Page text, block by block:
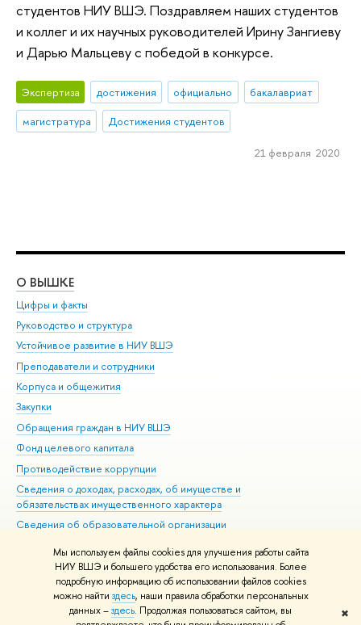
Мы используем файлы cookies для улучшения работы сайта
НИУ ВШЭ и большего удобства его использования. Более
подробную информацию об использовании файлов cookies
можно найти здесь, наши правила обработки персональных
данных –здесь. Продолжая пользоваться сайтом, вы
✖
студентов НИУ ВШЭ. Поздравляем наших студентов
и коллег и их научных руководителей Ирину Зангиеву
и Дарью Мальцеву с победой в конкурсе.
Экспертиза достижения официально
бакалавриат
магистратура
Достижения студентов
21 февраля 2020
О ВЫШКЕ
Цифры и факты
Руководство и структура
Устойчивое развитие в НИУ ВШЭ
Преподаватели и сотрудники
Корпуса и общежития
Закупки
Обращения граждан в НИУ ВШЭ
Фонд целевого капитала
Противодействие коррупции
Сведения о доходах, расходах, об имуществе и
обязательствах имущественного характера
Сведения об образовательной организации
Людям с ограниченными возможностями здоровья
Единая платежная страница
Работа в Вышке